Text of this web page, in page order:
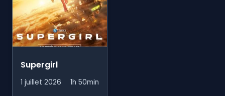
Supergirl
1 juillet 2026 1h 50min